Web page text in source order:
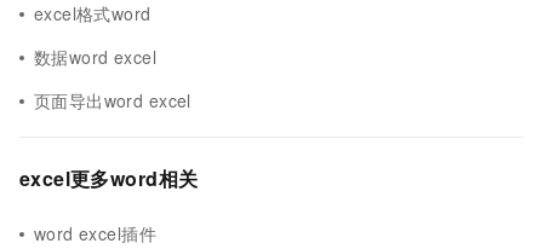
excel格式word
数据word excel
页面导出word excel
excel更多word相关
word excel插件